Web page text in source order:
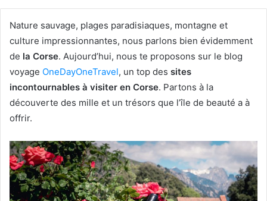
courriel
Nature sauvage, plages paradisiaques, montagne et
culture impressionnantes, nous parlons bien évidemment
de la Corse. Aujourd’hui, nous te proposons sur le blog
voyage OneDayOneTravel, un top des sites
incontournables à visiter en Corse. Partons à la
découverte des mille et un trésors que l’île de beauté a à
offrir.